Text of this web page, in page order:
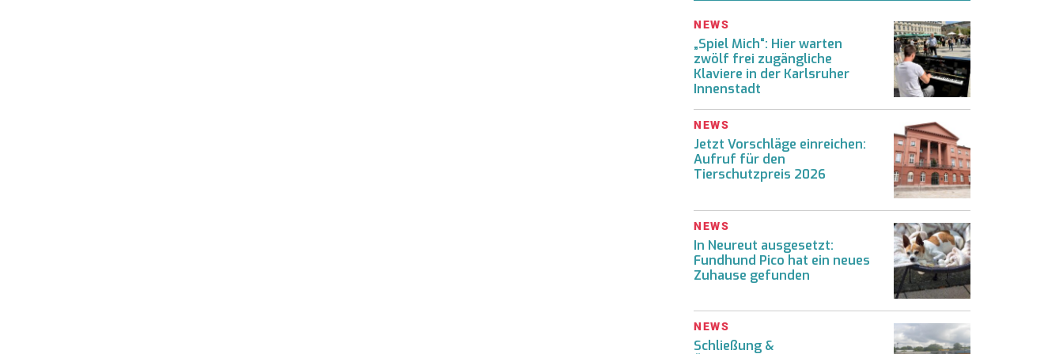
NEWS
„Spiel Mich“: Hier warten
zwölf frei zugängliche
Klaviere in der Karlsruher
Innenstadt
NEWS
Jetzt Vorschläge einreichen:
Aufruf für den
Tierschutzpreis 2026
NEWS
In Neureut ausgesetzt:
Fundhund Pico hat ein neues
Zuhause gefunden
NEWS
Schließung &